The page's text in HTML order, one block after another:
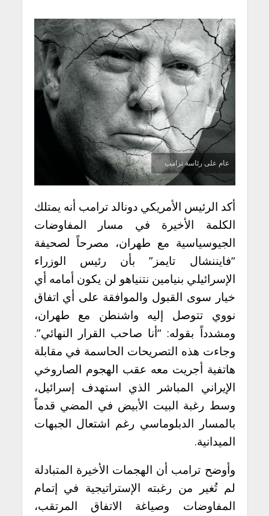
عام على رئاسة ترامب
أكد الرئيس الأمريكي دونالد ترامب أنه يمتلك
الكلمة الأخيرة في مسار المفاوضات
الجيوسياسية مع طهران، مصرحاً لصحيفة
“فايننشال تايمز” بأن رئيس الوزراء
الإسرائيلي بنيامين نتنياهو لن يكون أمامه أي
خيار سوى القبول والموافقة على أي اتفاق
نووي تتوصل إليه واشنطن مع طهران،
ومشدداً بقوله: “أنا صاحب القرار النهائي”.
وجاءت هذه التصريحات الحاسمة في مقابلة
هاتفية أجريت معه عقب الهجوم الصاروخي
الإيراني المباشر الذي استهدف إسرائيل،
وسط رغبة البيت الأبيض في المضي قدماً
بالمسار الدبلوماسي رغم اشتعال الجبهات
الميدانية.
وأوضح ترامب أن الهجمات الأخيرة المتبادلة
لم تُغير من رغبته الإستراتيجية في إتمام
المفاوضات وصياغة الاتفاق المرتقب،